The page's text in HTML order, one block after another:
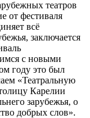
театров
от фестиваля
всё
заключается
с новыми
году это был
«Театральную
Карелии
зарубежья, о
добрых слов».